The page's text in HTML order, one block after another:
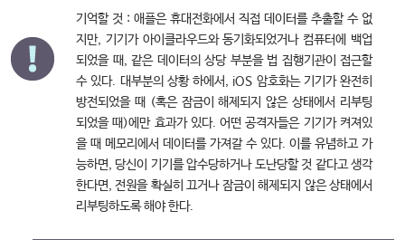
기억할 것 : 애플은 휴대전화에서 직접 데이터를 추출할 수 없
지만, 기기가 아이클라우드와 동기화되었거나 컴퓨터에 백업
되었을 때, 같은 데이터의 상당 부분을 법 집행기관이 접근할
수 있다. 대부분의 상황 하에서, iOS 암호화는 기기가 완전히
방전되었을 때 (혹은 잠금이 해제되지 않은 상태에서 리부팅
되었을 때)에만 효과가 있다. 어떤 공격자들은 기기가 켜져있
을 때 메모리에서 데이터를 가져갈 수 있다. 이를 유념하고 가
능하면, 당신이 기기를 압수당하거나 도난당할 것 같다고 생각
한다면, 전원을 확실히 끄거나 잠금이 해제되지 않은 상태에서
리부팅하도록 해야 한다.